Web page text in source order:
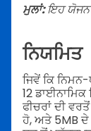
ਮੁਲਾਂ:ਇਹ
ਨਿਯਮਿਤ
ਜਿਵੇਂ ਕਿ
12
ਫੀਚਰਾਂ ਦੀ
ਹੋ, ਅਤੇ 5MB